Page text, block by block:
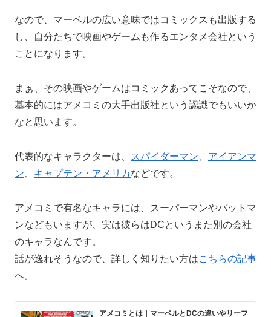
なので、マーベルの広い意味ではコミックスも出版する
し、自分たちで映画やゲームも作るエンタメ会社という
ことになります。
まぁ、その映画やゲームはコミックあってこそなので、
基本的にはアメコミの大手出版社という認識でもいいか
なと思います。
代表的なキャラクターは、 スパイダーマン
アイアンマ
ン
キャプテン・アメリカなどです。
アメコミで有名なキャラには、スーパーマンやバットマ
ンなどもいますが、実は彼らはDCというまた別の会社
のキャラなんです。
話が逸れそうなので、詳しく知りたい方はこちらの記事
へ。
アメコミとは｜マーベルとDCの違いやリーフ